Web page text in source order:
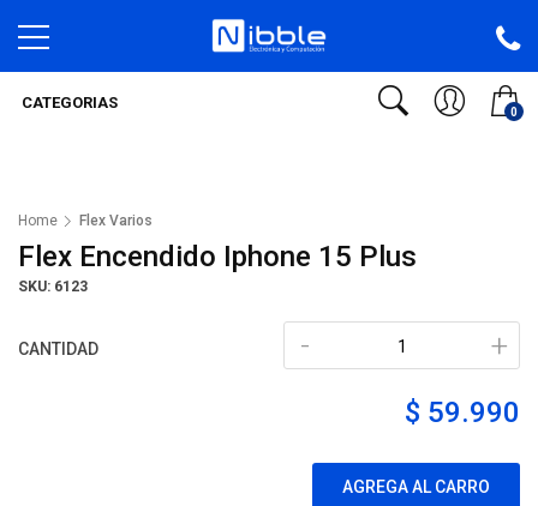
0
CATEGORIAS
Home Flex Varios
Flex Encendido Iphone 15 Plus
SKU: 6123
CANTIDAD +
-
$ 59.990
AGREGA AL CARRO